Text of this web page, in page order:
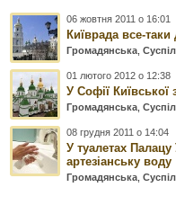
06 жовтня 2011 о 16:01
Київрада все-
Громадянська ,
01 лютого 2012 о 12:38
У Софії
Громадянська ,
08 грудня 2011 о 14:04
У туалетах
артезіанську воду
Громадянська ,